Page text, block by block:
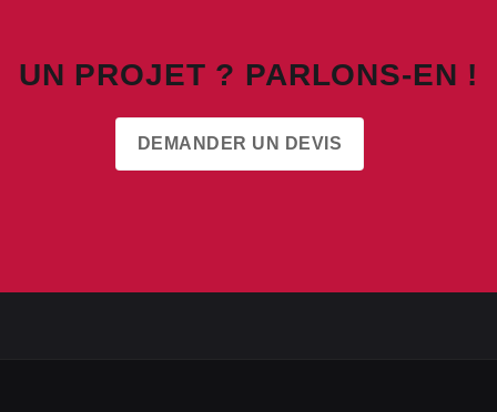
UN PROJET ? PARLONS-EN !
DEMANDER UN DEVIS